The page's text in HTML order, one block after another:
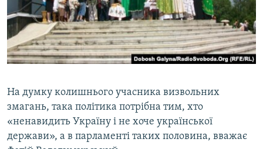
На думку колишнього учасника визвольних
змагань, така політика потрібна тим, хто
«ненавидить Україну і не хоче української
держави», а в парламенті таких половина, вважає